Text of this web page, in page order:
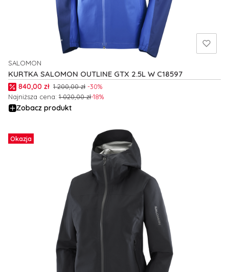
KURTKA SALOMON OUTLINE GTX 2.5L W C18597
PRODUCENT
SALOMON
Cena promocyjna
840,00 zł 1 200,00 zł -30%
Najniższa cena: 1 020,00 zł-18%
Zobacz produkt
Okazja